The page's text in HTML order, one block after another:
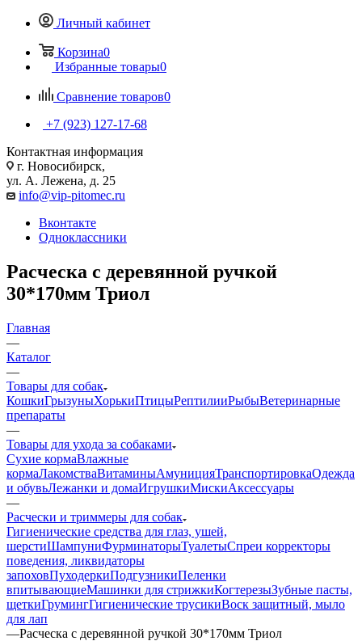
Личный кабинет
Корзина0
Избранные товары0
Сравнение товаров0
+7 (923) 127-17-68
Контактная информация
г. Новосибирск,
ул. А. Лежена, д. 25
info@vip-pitomec.ru
Вконтакте
Одноклассники
Расческа с деревянной ручкой
30*170мм Триол
Главная
—
Каталог
—
Товары для собак
КошкиГрызуныХорькиПтицыРептилииРыбыВетеринарные
препараты
—
Товары для ухода за собаками
Сухие кормаВлажные
кормаЛакомстваВитаминыАмуницияТранспортировкаОдежда
и обувьЛежанки и домаИгрушкиМискиАксессуары
—
Расчески и триммеры для собак
Гигиенические средства для глаз, ушей,
шерстиШампуниФурминаторыТуалетыСпреи корректоры
поведения, ликвидаторы
запоховПуходеркиПодгузникиПеленки
впитывающиеМашинки для стрижкиКогтерезыЗубные пасты,
щеткиГрумингГигиенические трусикиВоск защитный, мыло
для лап
—Расческа с деревянной ручкой 30*170мм Триол